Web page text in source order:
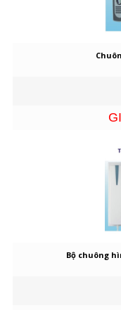
Bộ chuông